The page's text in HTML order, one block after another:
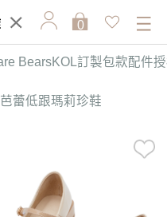
0
BearsKOL訂製包款配件
蕾低跟瑪莉珍鞋